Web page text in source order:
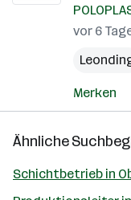
vor 6
Merken
Ähnliche
Schichtbetrieb in